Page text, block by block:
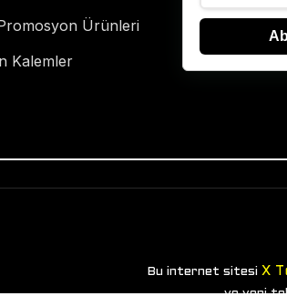
Ürünleri
Kalemler
Bu internet sitesi X
ve yeni